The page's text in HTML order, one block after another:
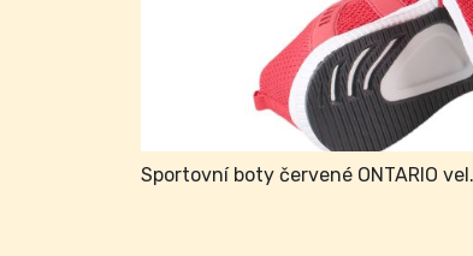
Sportovní boty červené ONTARIO